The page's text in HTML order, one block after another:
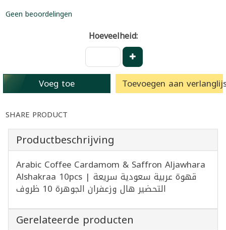
Geen beoordelingen
Hoeveelheid:
Voeg toe Toevoegen aan
SHARE PRODUCT
Productbeschrijving
Arabic Coffee Cardamom & Saffron Aljawhara
Alshakraa 10pcs | قهوة عربية سعودية سريعة
التحضير هال وزعفران الجوهرة 10 ظروف
Gerelateerde producten